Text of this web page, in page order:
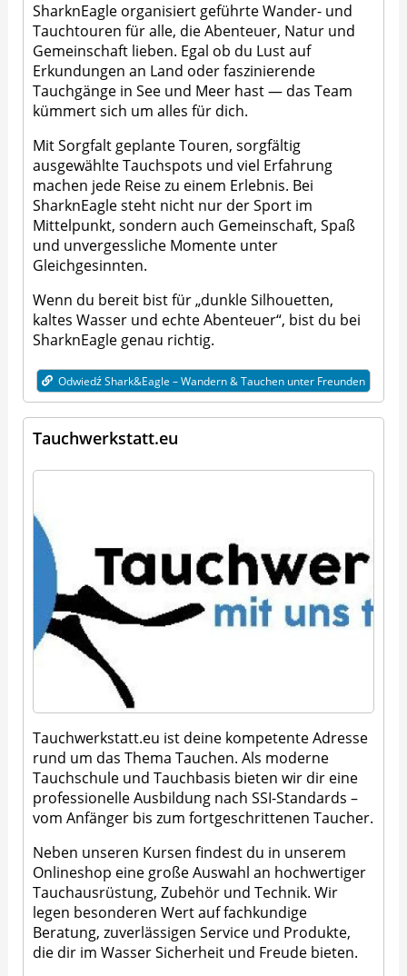
SharknEagle organisiert geführte Wander- und
Tauchtouren für alle, die Abenteuer, Natur und
Gemeinschaft lieben. Egal ob du Lust auf
Erkundungen an Land oder faszinierende
Tauchgänge in See und Meer hast — das Team
kümmert sich um alles für dich.
Mit Sorgfalt geplante Touren, sorgfältig
ausgewählte Tauchspots und viel Erfahrung
machen jede Reise zu einem Erlebnis. Bei
SharknEagle steht nicht nur der Sport im
Mittelpunkt, sondern auch Gemeinschaft, Spaß
und unvergessliche Momente unter
Gleichgesinnten.
Wenn du bereit bist für „dunkle Silhouetten,
kaltes Wasser und echte Abenteuer“, bist du bei
SharknEagle genau richtig.
Odwiedź Shark&Eagle – Wandern & Tauchen unter Freunden
Tauchwerkstatt.eu
Tauchwerkstatt.eu ist deine kompetente Adresse
rund um das Thema Tauchen. Als moderne
Tauchschule und Tauchbasis bieten wir dir eine
professionelle Ausbildung nach SSI-Standards –
vom Anfänger bis zum fortgeschrittenen Taucher.
Neben unseren Kursen findest du in unserem
Onlineshop eine große Auswahl an hochwertiger
Tauchausrüstung, Zubehör und Technik. Wir
legen besonderen Wert auf fachkundige
Beratung, zuverlässigen Service und Produkte,
die dir im Wasser Sicherheit und Freude bieten.